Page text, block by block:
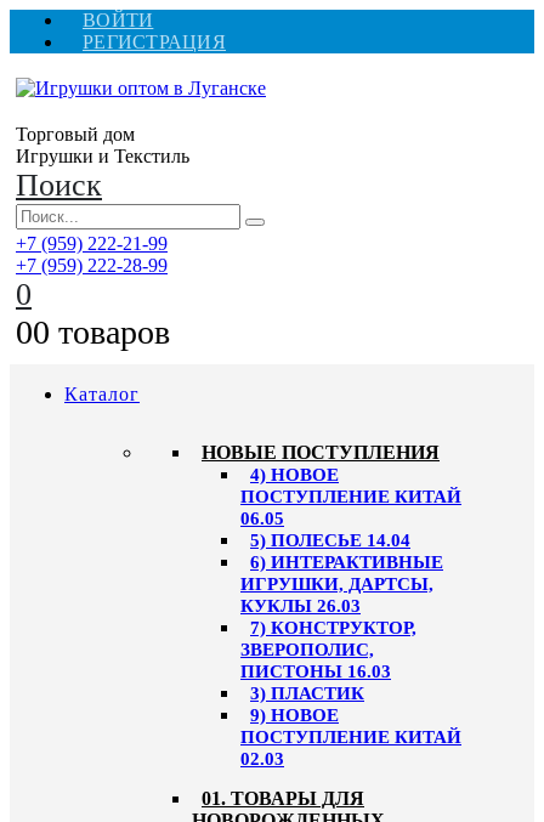
ВОЙТИ
РЕГИСТРАЦИЯ
Торговый дом
Игрушки и Текстиль
Поиск
+7 (959) 222-21-99
+7 (959) 222-28-99
0
00 товаров
Каталог
НОВЫЕ ПОСТУПЛЕНИЯ
4) НОВОЕ
ПОСТУПЛЕНИЕ КИТАЙ
06.05
5) ПОЛЕСЬЕ 14.04
6) ИНТЕРАКТИВНЫЕ
ИГРУШКИ, ДАРТСЫ,
КУКЛЫ 26.03
7) КОНСТРУКТОР,
ЗВЕРОПОЛИС,
ПИСТОНЫ 16.03
3) ПЛАСТИК
9) НОВОЕ
ПОСТУПЛЕНИЕ КИТАЙ
02.03
01. ТОВАРЫ ДЛЯ